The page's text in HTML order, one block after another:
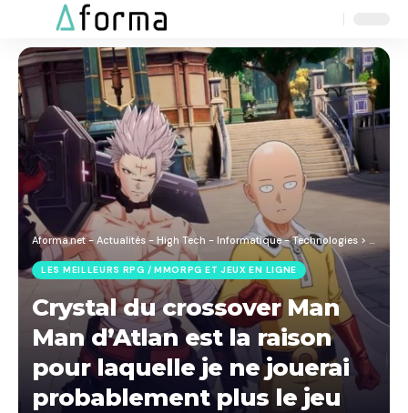
Resizer
Aforma.net - Actualités - High Tech - Informatique - Technologies > Blog
LES MEILLEURS RPG / MMORPG ET JEUX EN LIGNE
Crystal du crossover Man
Man d’Atlan est la raison
pour laquelle je ne jouerai
probablement plus le jeu